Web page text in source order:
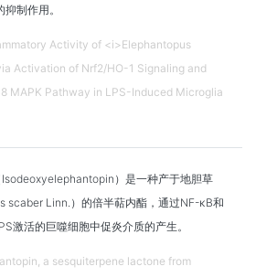
制作用。
Activity of <i>Elephantopus
Activation of Nrf2/HO-1 Signaling and
MAPK Pathway in LPS-Induced Microglia
）是一种产于地胆草
scaber Linn.）的倍半萜内酯，通过NF-κB和
激活的巨噬细胞中促炎介质的产生。
a sesquiterpene lactone from